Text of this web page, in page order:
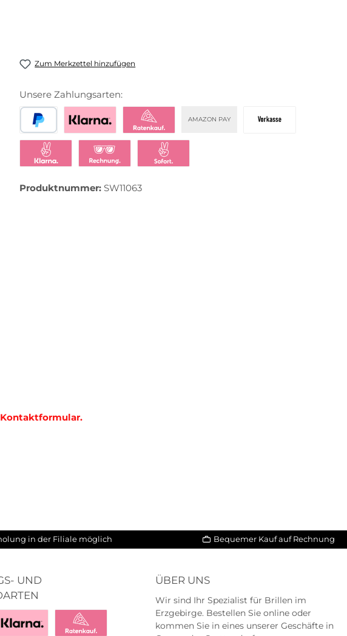
Zum Merkzettel hinzufügen
Unsere Zahlungsarten:
AMAZON PAY
PayPal Bezahlen mit KlarnaKlarna Ratenkauf
Produktnummer: SW11063
Kontaktformular.
in der Filiale möglich Bequemer Kauf auf Rechnung
UND
ÜBER UNS
Wir sind Ihr Spezialist für Brillen im
Erzgebirge. Bestellen Sie online oder
kommen Sie in eines unserer Geschäfte in